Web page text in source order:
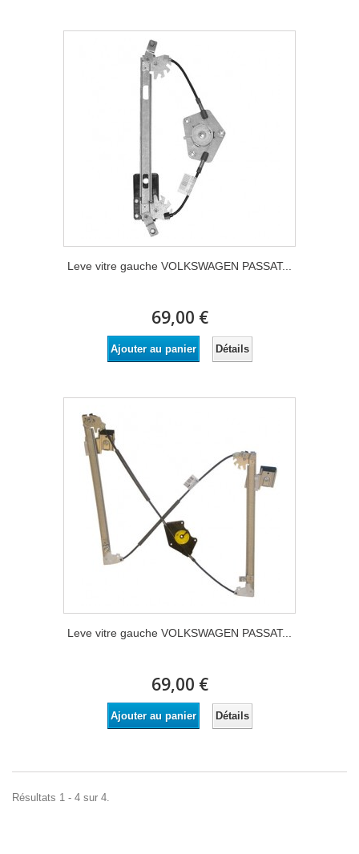
Leve vitre gauche VOLKSWAGEN PASSAT...
69,00 €
Ajouter au panier Détails
Leve vitre gauche VOLKSWAGEN PASSAT...
69,00 €
Ajouter au panier Détails
Résultats 1 - 4 sur 4.